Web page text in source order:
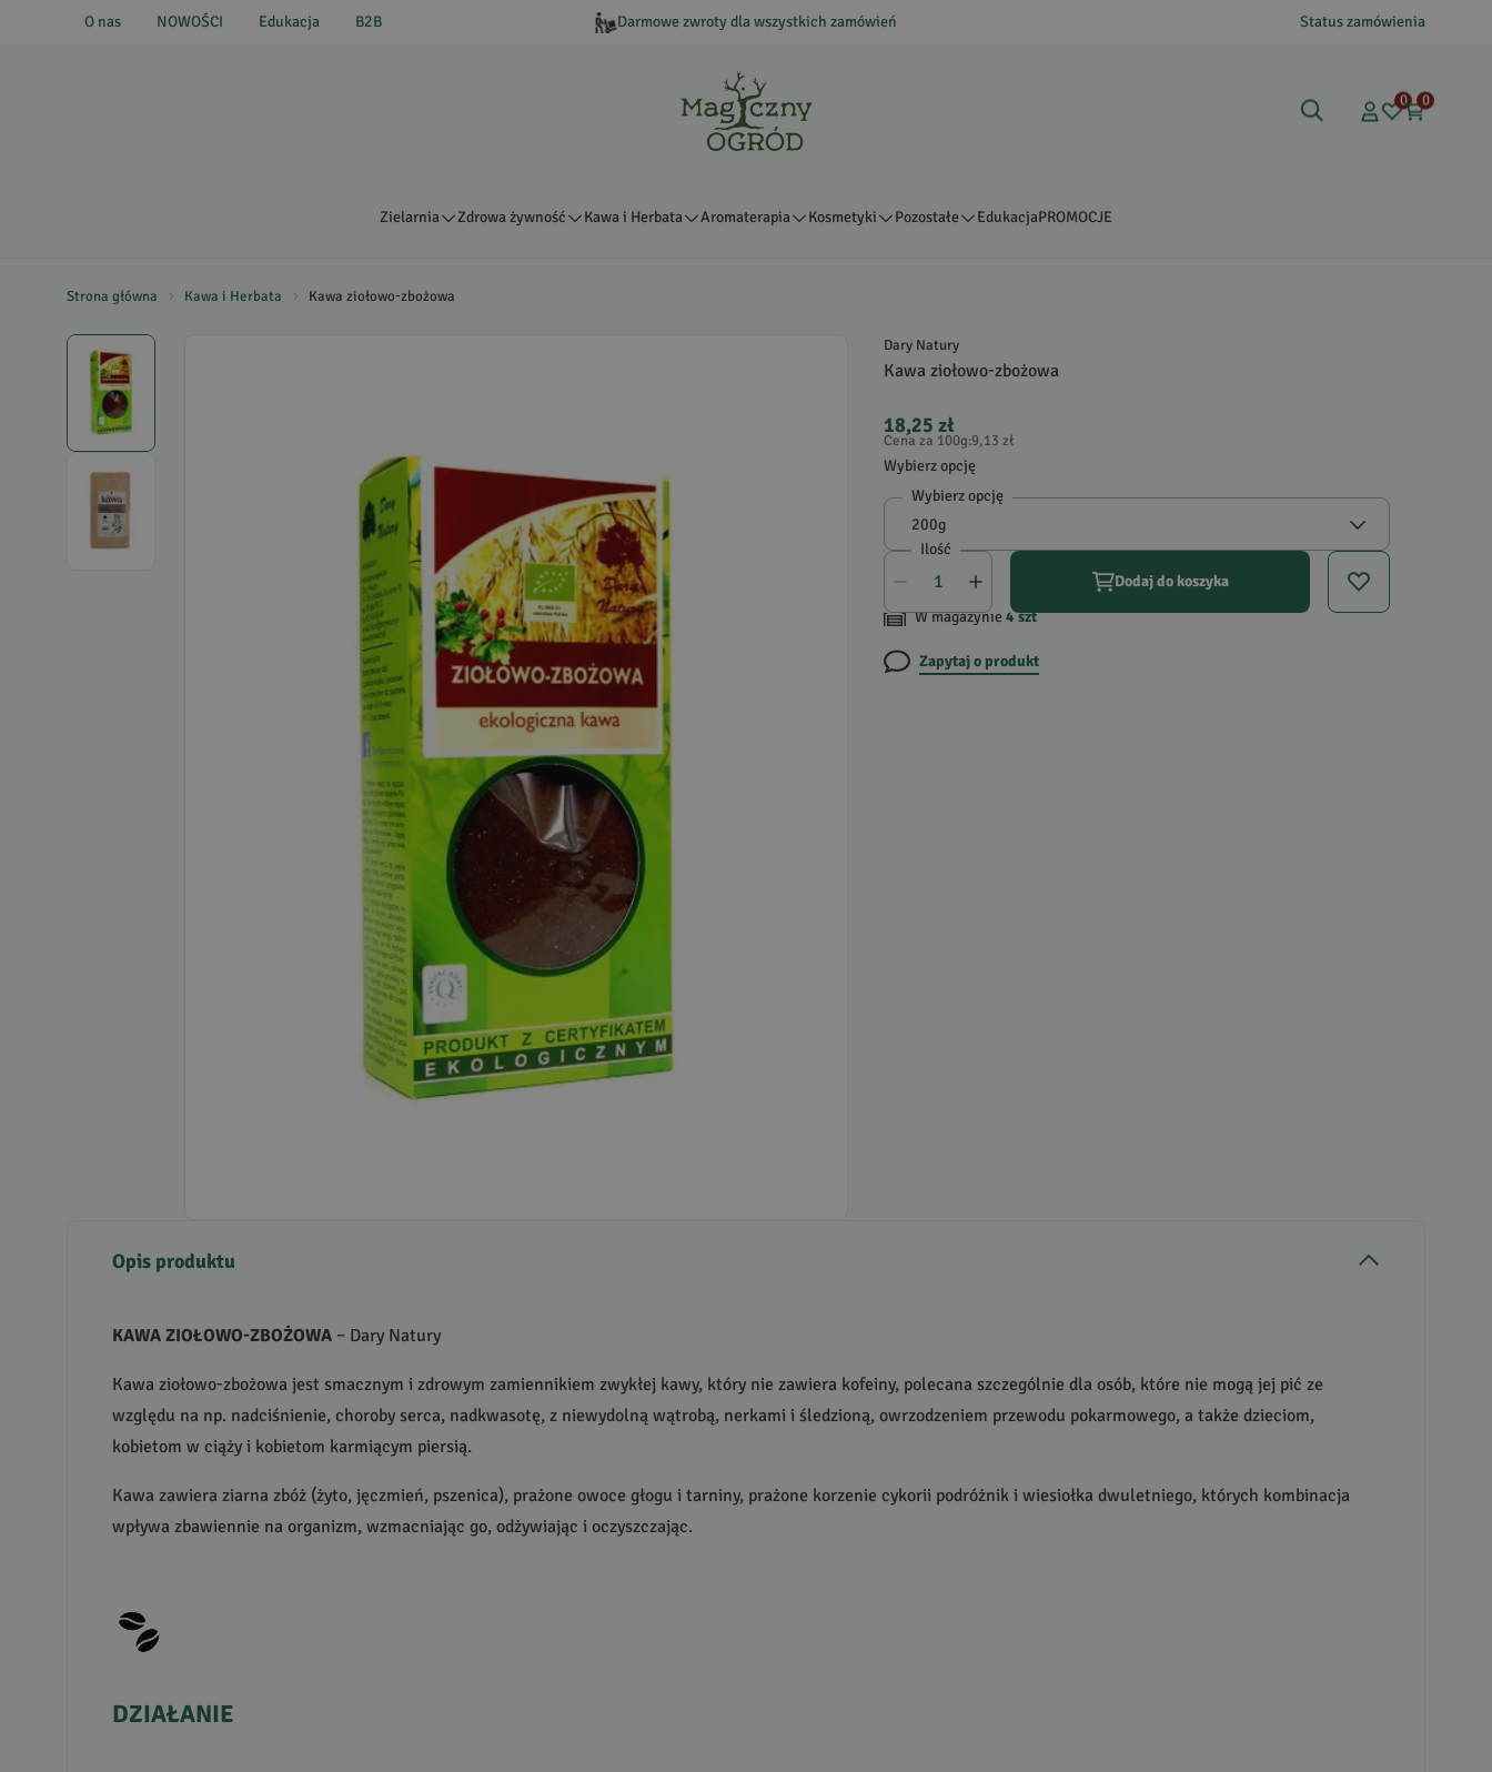
O nas NOWOŚCI Edukacja B2B Darmowe zwroty dla wszystkich zamówień Status zamówienia
0 0
Zielarnia Zdrowa żywność Kawa i Herbata Aromaterapia Kosmetyki Pozostałe EdukacjaPROMOCJE
Strona główna Kawa i Herbata Kawa ziołowo-zbożowa
Dary Natury
Kawa ziołowo-zbożowa
18,25 zł
Cena za 100g:9,13 zł
Wybierz opcję
Wybierz opcję
Ilość
Dodaj do koszyka
W magazynie4szt
Zapytaj o produkt
Opis produktu
KAWA ZIOŁOWO-ZBOŻOWA – Dary Natury
Kawa ziołowo-zbożowa jest smacznym i zdrowym zamiennikiem zwykłej kawy, który nie zawiera kofeiny, polecana szczególnie dla osób, które nie mogą jej pić ze
względu na np. nadciśnienie, choroby serca, nadkwasotę, z niewydolną wątrobą, nerkami i śledzioną, owrzodzeniem przewodu pokarmowego, a także dzieciom,
kobietom w ciąży i kobietom karmiącym piersią.
Kawa zawiera ziarna zbóż (żyto, jęczmień, pszenica), prażone owoce głogu i tarniny, prażone korzenie cykorii podróżnik i wiesiołka dwuletniego, których kombinacja
wpływa zbawiennie na organizm, wzmacniając go, odżywiając i oczyszczając.
DZIAŁANIE